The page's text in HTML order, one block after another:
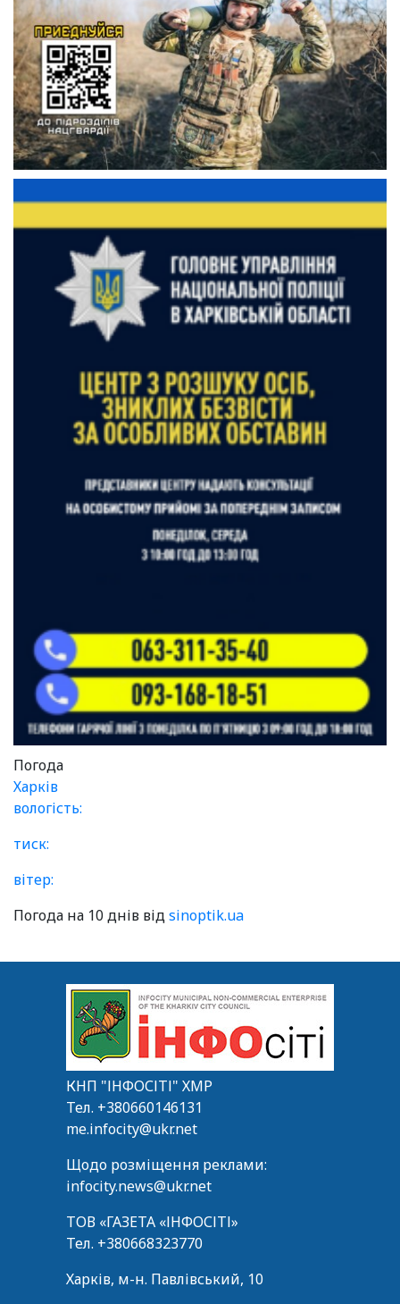
Погода
Харків
вологість:
тиск:
вітер:
Погода на 10 днів відsinoptik.ua
КНП "ІНФОСІТІ" ХМР
Тел. +380660146131
me.infocity@ukr.net
Щодо розміщення реклами:
infocity.news@ukr.net
ТОВ «ГАЗЕТА «ІНФОСІТІ»
Тел. +380668323770
Харків, м-н. Павлівський, 10